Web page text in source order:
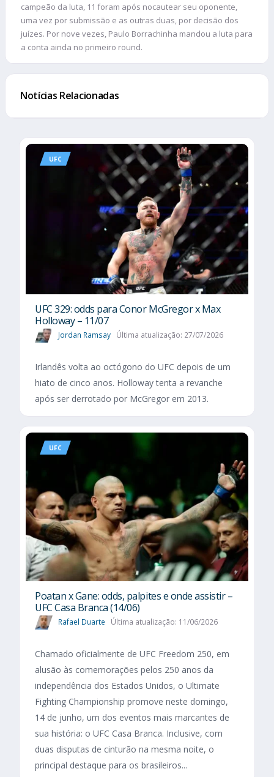
campeão da luta, 11 foram após nocautear seu oponente,
uma vez por submissão e as outras duas, por decisão dos
juízes. Por nove vezes, Paulo Borrachinha mandou a luta para
a conta ainda no primeiro round.
Notícias Relacionadas
UFC
UFC 329: odds para Conor McGregor x Max
Holloway – 11/07
Jordan Ramsay Última atualização: 27/07/2026
Irlandês volta ao octógono do UFC depois de um
hiato de cinco anos. Holloway tenta a revanche
após ser derrotado por McGregor em 2013.
UFC
Poatan x Gane: odds, palpites e onde assistir –
UFC Casa Branca (14/06)
Rafael Duarte Última atualização: 11/06/2026
Chamado oficialmente de UFC Freedom 250, em
alusão às comemorações pelos 250 anos da
independência dos Estados Unidos, o Ultimate
Fighting Championship promove neste domingo,
14 de junho, um dos eventos mais marcantes de
sua história: o UFC Casa Branca. Inclusive, com
duas disputas de cinturão na mesma noite, o
principal destaque para os brasileiros...